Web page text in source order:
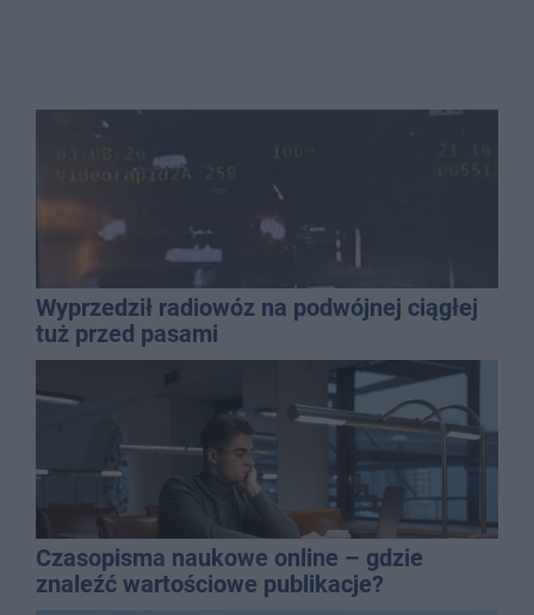
Wyprzedził radiowóz na podwójnej ciągłej
tuż przed pasami
Czasopisma naukowe online – gdzie
znaleźć wartościowe publikacje?